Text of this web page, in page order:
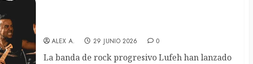
ALEX A. 29 JUNIO 2026 0
La banda de rock progresivo Lufeh han lanzado